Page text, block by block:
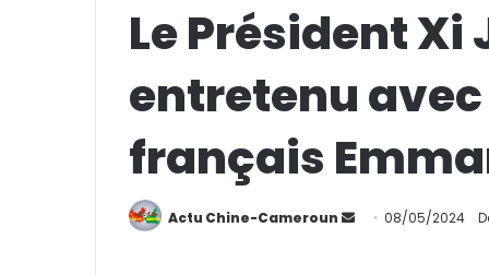
Le Président Xi
entretenu
français
Actu Chine-Cameroun 08/05/2024